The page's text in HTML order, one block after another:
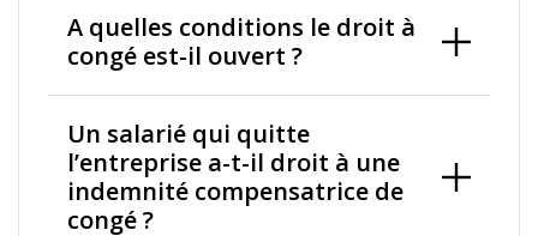
A quelles conditions le droit à
congé est-il ouvert ?
Un salarié qui quitte
l’entreprise a-t-il droit à une
indemnité compensatrice de
congé ?